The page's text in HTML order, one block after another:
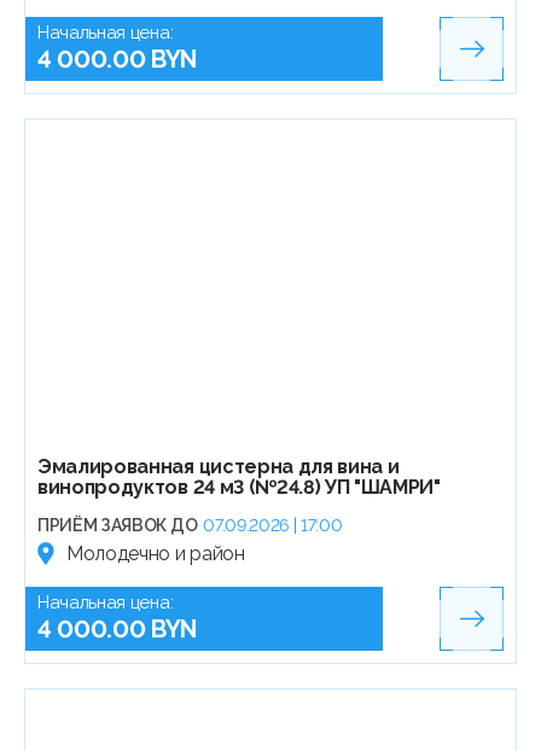
Начальная цена:
4 000.00 BYN
Эмалированная цистерна для вина и
винопродуктов 24 м3 (№24.8) УП "ШАМРИ"
ПРИЁМ ЗАЯВОК ДО 07.09.2026 | 17:00
Молодечно и район
Начальная цена:
4 000.00 BYN